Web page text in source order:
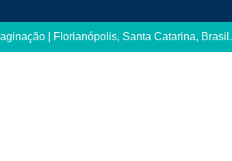
| Florianópolis, Santa Catarina, Brasil.